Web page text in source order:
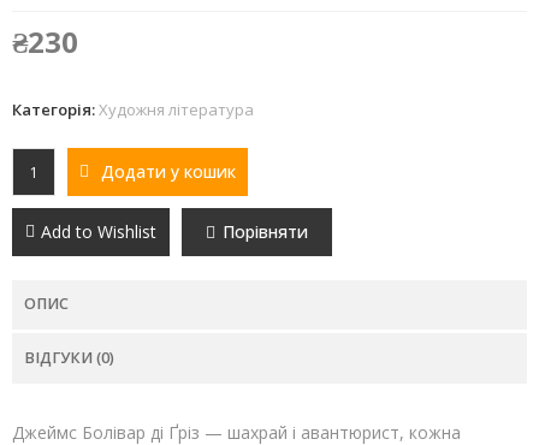
₴230
Категорія:Художня література
Додати у кошик
Add to Wishlist Порівняти
ОПИС
ВІДГУКИ (0)
Джеймс Болівар ді Ґріз — шахрай і авантюрист, кожна